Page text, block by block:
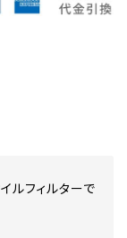
ルフィルターで